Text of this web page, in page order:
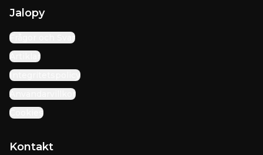
Jalopy
Frågor och Svar
Artiklar
Integritetspolicy
Användarvillkor
Cookies
Kontakt